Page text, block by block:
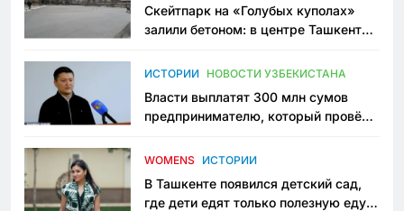
Скейтпарк на «Голубых куполах»
залили бетоном: в центре Ташкента
пространство
ИСТОРИИ НОВОСТИ УЗБЕКИСТАНА
Власти выплатят 300 млн сумов
предпринимателю, который провёл
приговору
WOMENS ИСТОРИИ
В Ташкенте появился детский сад,
где дети едят только полезную еду.